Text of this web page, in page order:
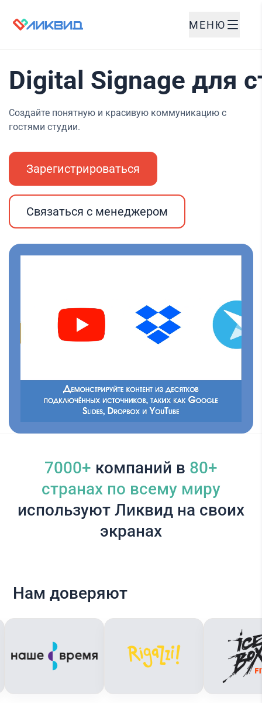
МЕНЮ
Digital Signage для
Создайте понятную и красивую коммуникацию с
гостями студии.
Зарегистрироваться
Связаться с менеджером
7000+ компаний в 80+
cтранах по всему миру
используют Ликвид на своих
экранах
Нам доверяют